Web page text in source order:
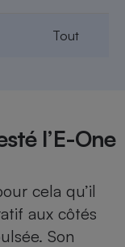
Tout
l’E-One
cela qu’il
aux côtés
. Son